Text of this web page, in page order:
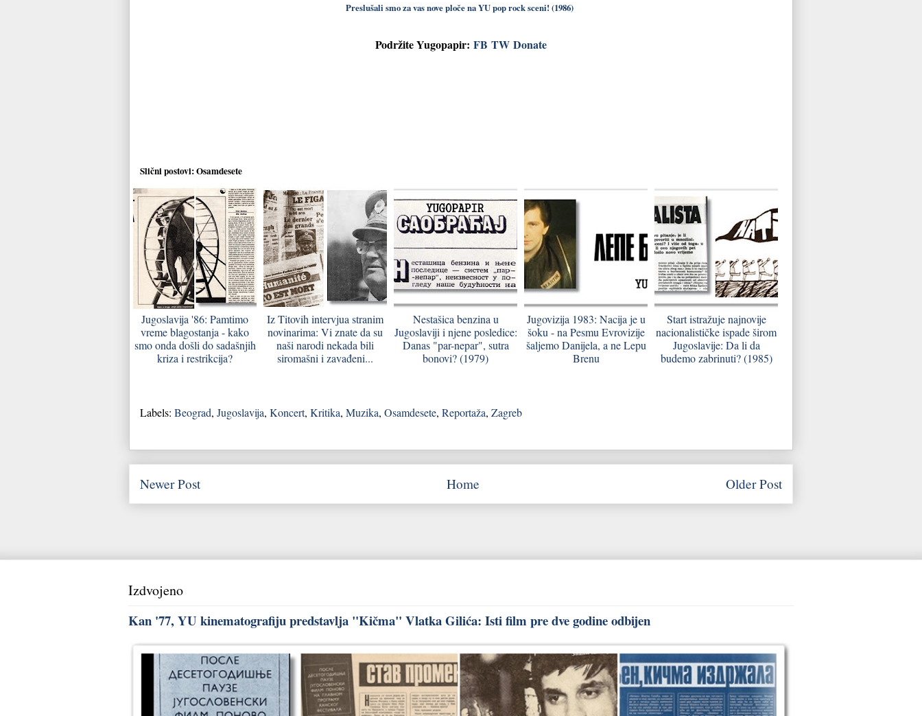
Preslušali smo za vas nove ploče na YU pop rock sceni! (1986)
Podržite Yugopapir: FB TW Donate
Slični postovi:Osamdesete
Jugoslavija '86: Pamtimo
vreme blagostanja - kako
smo onda došli do sadašnjih
kriza i restrikcija?
Iz Titovih intervjua stranim
novinarima: Vi znate da su
naši narodi nekada bili
siromašni i zavađeni...
Nestašica benzina u
Jugoslaviji i njene posledice:
Danas "par-nepar", sutra
bonovi? (1979)
Jugovizija 1983: Nacija je u
šoku - na Pesmu Evrovizije
šaljemo Danijela, a ne Lepu
Brenu
Start istražuje najnovije
nacionalističke ispade širom
Jugoslavije: Da li da
budemo zabrinuti? (1985)
Labels: Beograd, Jugoslavija, Koncert, Kritika, Muzika, Osamdesete, Reportaža, Zagreb
Newer Post Older Post
Home
Izdvojeno
Kan '77, YU kinematografiju predstavlja "Kičma" Vlatka Gilića: Isti film pre dve godine odbijen